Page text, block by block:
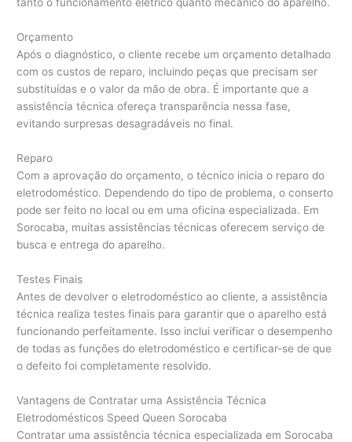
tanto o funcionamento elétrico quanto mecânico do aparelho.
Orçamento
Após o diagnóstico, o cliente recebe um orçamento detalhado
com os custos de reparo, incluindo peças que precisam ser
substituídas e o valor da mão de obra. É importante que a
assistência técnica ofereça transparência nessa fase,
evitando surpresas desagradáveis no final.
Reparo
Com a aprovação do orçamento, o técnico inicia o reparo do
eletrodoméstico. Dependendo do tipo de problema, o conserto
pode ser feito no local ou em uma oficina especializada. Em
Sorocaba, muitas assistências técnicas oferecem serviço de
busca e entrega do aparelho.
Testes Finais
Antes de devolver o eletrodoméstico ao cliente, a assistência
técnica realiza testes finais para garantir que o aparelho está
funcionando perfeitamente. Isso inclui verificar o desempenho
de todas as funções do eletrodoméstico e certificar-se de que
o defeito foi completamente resolvido.
Vantagens de Contratar uma Assistência Técnica
Eletrodomésticos Speed Queen Sorocaba
Contratar uma assistência técnica especializada em Sorocaba